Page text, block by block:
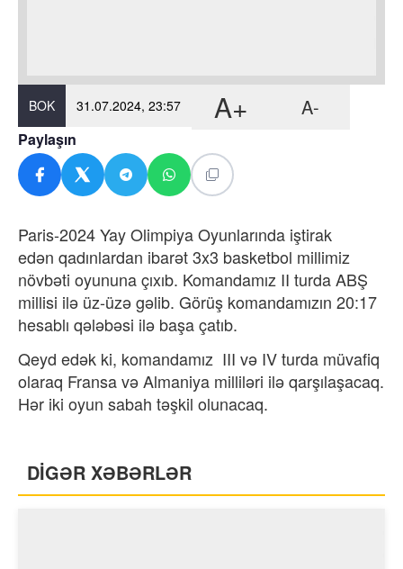
BOK 31.07.2024, 23:57 A+ A-
Paylaşın
Paris-2024 Yay Olimpiya Oyunlarında iştirak
edən qadınlardan ibarət 3x3 basketbol millimiz
növbəti oyununa çıxıb. Komandamız II turda ABŞ
millisi ilə üz-üzə gəlib. Görüş komandamızın 20:17
hesablı qələbəsi ilə başa çatıb.
Qeyd edək ki, komandamız III və IV turda müvafiq
olaraq Fransa və Almaniya milliləri ilə qarşılaşacaq.
Hər iki oyun sabah təşkil olunacaq.
DİGƏR XƏBƏRLƏR